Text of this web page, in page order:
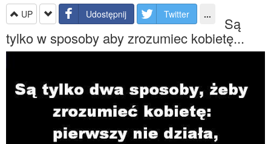
UP Udostępnij Twitter ... Są
tylko w sposoby aby zrozumiec kobietę...